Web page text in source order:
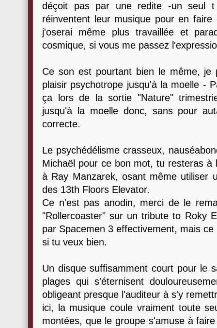
déçoit pas par une redite -un seul
réinventent leur musique pour en
j'oserai même plus travaillée et
cosmique, si vous me passez
Ce son est pourtant bien le même, je
plaisir psychotrope jusqu'à la moelle -
ça lors de la sortie "Nature"
jusqu'à la moelle donc, sans pour
correcte.
Le psychédélisme crasseux,
Michaël pour ce bon mot, tu resteras
à Ray Manzarek, osant même utiliser
des 13th Floors Elevator.
Ce n'est pas anodin, merci de le
"Rollercoaster" sur un tribute to Roky
par Spacemen 3 effectivement, mais
si tu veux bien.
Un disque suffisamment court pour le
plages qui s'éternisent
obligeant presque l'auditeur à s'y
ici, la musique coule vraiment toute
montées, que le groupe s'amuse à